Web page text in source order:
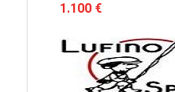
1.100 €